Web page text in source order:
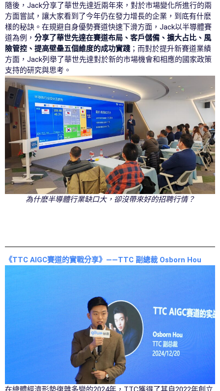
隨後，Jack分享了華世先達近兩年來，對於市場變化所進行的兩
方面嘗試，讓大家看到了今年仍在發力增長的企業，到底有什麽
樣的秘訣。在規避自身優勢賽道快速下滑方面，Jack以半導體賽
道為例， 分享了華世先達在賽道布局、客戶儲備、擴大占比、風
險管控、提高壁壘五個維度的成功實踐 ；而對於提升新賽道業績
方面，Jack列舉了華世先達對於新的市場機會和相應的國家政策
支持的研究與思考。
為什麽半導體行業缺口大，卻沒帶來好的招聘行情？
《TTC AIGC賽道的實戰分享》——TTC 副總裁 Osborn Hou